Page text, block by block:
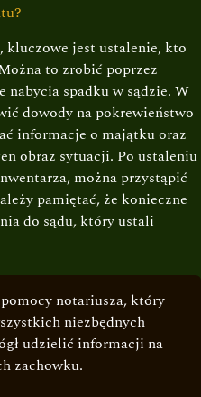
kluczowe jest ustalenie, kto
to zrobić poprzez
nabycia spadku w sądzie. W
dowody na pokrewieństwo
informacje o majątku oraz
obraz sytuacji. Po ustaleniu
można przystąpić
pamiętać, że konieczne
do sądu, który ustali
notariusza, który
niezbędnych
udzielić informacji na
zachowku.